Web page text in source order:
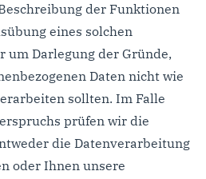
der Funktionen
eines solchen
Darlegung der Gründe,
Daten nicht wie
sollten. Im Falle
prüfen wir die
die Datenverarbeitung
oder Ihnen unsere